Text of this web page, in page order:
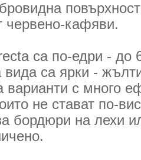
червено-кафяви.
са по-едри - до
вида са ярки -
с много
не стават по-
бордюри на лехи